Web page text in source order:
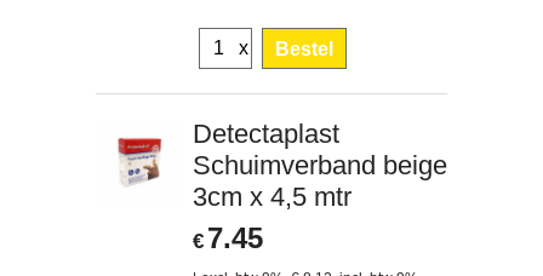
x Bestel
Detectaplast
Schuimverband beige
3cm x 4,5 mtr
€ 7.45